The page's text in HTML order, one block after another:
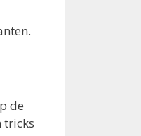
de
tricks